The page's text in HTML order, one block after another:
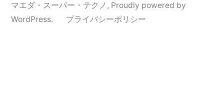
マエダ・スーパー・テクノ , Proudly powered by
WordPress.
プライバシーポリシー